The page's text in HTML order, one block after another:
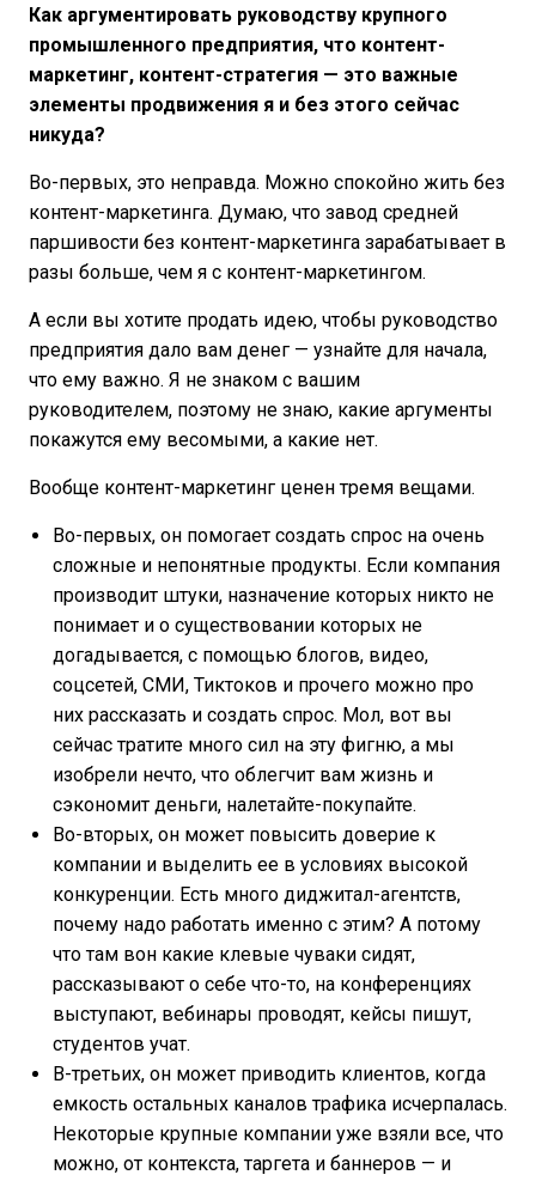
Как аргументировать руководству крупного
промышленного предприятия, что контент-
маркетинг, контент-стратегия — это важные
элементы продвижения я и без этого сейчас
никуда?
Во-первых, это неправда. Можно спокойно жить без
контент-маркетинга. Думаю, что завод средней
паршивости без контент-маркетинга зарабатывает в
разы больше, чем я с контент-маркетингом.
А если вы хотите продать идею, чтобы руководство
предприятия дало вам денег — узнайте для начала,
что ему важно. Я не знаком с вашим
руководителем, поэтому не знаю, какие аргументы
покажутся ему весомыми, а какие нет.
Вообще контент-маркетинг ценен тремя вещами.
Во-первых, он помогает создать спрос на очень
сложные и непонятные продукты. Если компания
производит штуки, назначение которых никто не
понимает и о существовании которых не
догадывается, с помощью блогов, видео,
соцсетей, СМИ, Тиктоков и прочего можно про
них рассказать и создать спрос. Мол, вот вы
сейчас тратите много сил на эту фигню, а мы
изобрели нечто, что облегчит вам жизнь и
сэкономит деньги, налетайте-покупайте.
Во-вторых, он может повысить доверие к
компании и выделить ее в условиях высокой
конкуренции. Есть много диджитал-агентств,
почему надо работать именно с этим? А потому
что там вон какие клевые чуваки сидят,
рассказывают о себе что-то, на конференциях
выступают, вебинары проводят, кейсы пишут,
студентов учат.
В-третьих, он может приводить клиентов, когда
емкость остальных каналов трафика исчерпалась.
Некоторые крупные компании уже взяли все, что
можно, от контекста, таргета и баннеров — и